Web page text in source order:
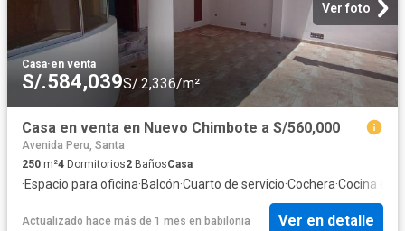
Ver foto
Casa·en venta
S/.584,039S/.2,336/m²
Casa en venta en Nuevo Chimbote a S/560,000
Avenida Peru, Santa
250 m²4 Dormitorios2 BañosCasa
·Espacio para oficina·Balcón·Cuarto de servicio·Cochera·Cocina
Actualizado hace más de 1 mes en babilonia Ver en detalle